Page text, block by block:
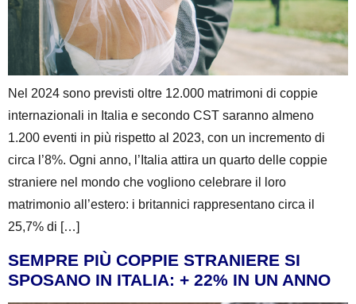
Nel 2024 sono previsti oltre 12.000 matrimoni di coppie
internazionali in Italia e secondo CST saranno almeno
1.200 eventi in più rispetto al 2023, con un incremento di
circa l’8%. Ogni anno, l’Italia attira un quarto delle coppie
straniere nel mondo che vogliono celebrare il loro
matrimonio all’estero: i britannici rappresentano circa il
25,7% di […]
SEMPRE PIÙ COPPIE STRANIERE SI
SPOSANO IN ITALIA: + 22% IN UN ANNO